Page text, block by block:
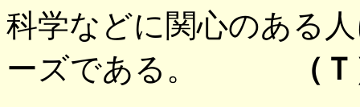
科学などに関心のある
ーズである。
（